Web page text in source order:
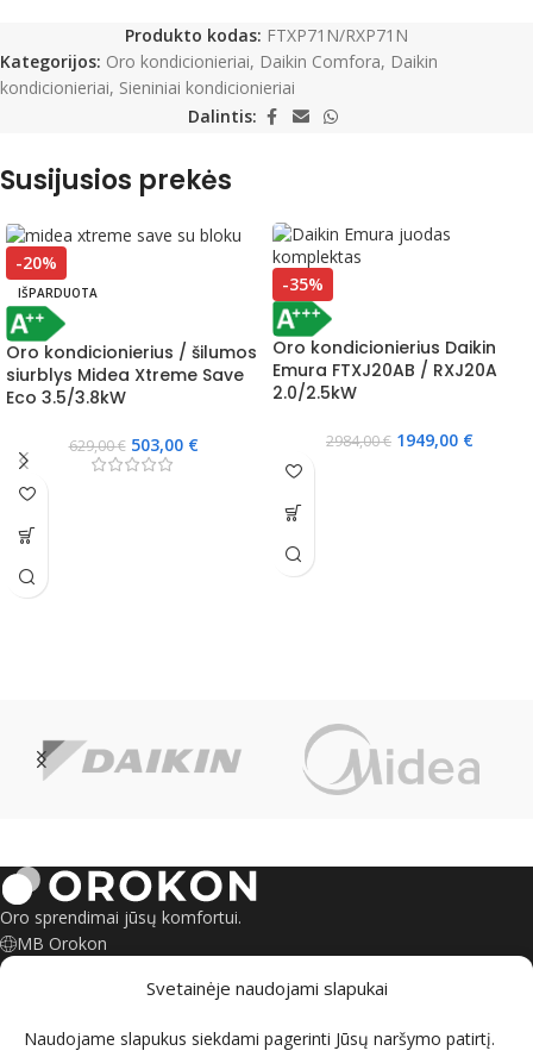
Svetainėje naudojami slapukai
Naudojame slapukus siekdami pagerinti Jūsų naršymo patirtį.
Produkto kodas: FTXP71N/RXP71N
Kategorijos: Oro kondicionieriai, Daikin Comfora, Daikin
kondicionieriai, Sieniniai kondicionieriai
Dalintis:
Susijusios prekės
-20%
IŠPARDUOTA
Oro kondicionierius / šilumos
siurblys Midea Xtreme Save
Eco 3.5/3.8kW
629,00€ 503,00 €
-35%
Oro kondicionierius Daikin
Emura FTXJ20AB / RXJ20A
2.0/2.5kW
2984,00€ 1949,00 €
Oro sprendimai jūsų komfortui.
MB Orokon
Savanorių pr. 135, Kaunas
kontaktai@orokon.lt